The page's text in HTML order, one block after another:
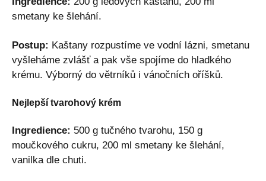
smetany ke šlehání.
Postup: Kaštany rozpustíme ve vodní lázni, smetanu
vyšleháme zvlášť a pak vše spojíme do hladkého
krému. Výborný do větrníků i vánočních oříšků.
Nejlepší tvarohový krém
Ingredience: 500 g tučného tvarohu, 150 g
moučkového cukru, 200 ml smetany ke šlehání,
vanilka dle chuti.